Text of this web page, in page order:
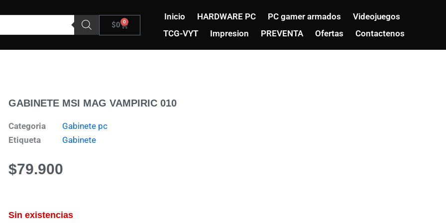
$0 0
Carrito
Inicio HARDWARE PC PC gamer armados
Videojuegos
TCG-VYT
Impresion PREVENTA Ofertas Contactenos
GABINETE MSI MAG VAMPIRIC 010
Categoria
Gabinete pc
Etiqueta
Gabinete
$79.900
Sin existencias